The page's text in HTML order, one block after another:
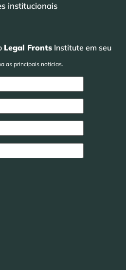
institucionais
Legal Fronts Institute em seu
as principais notícias.